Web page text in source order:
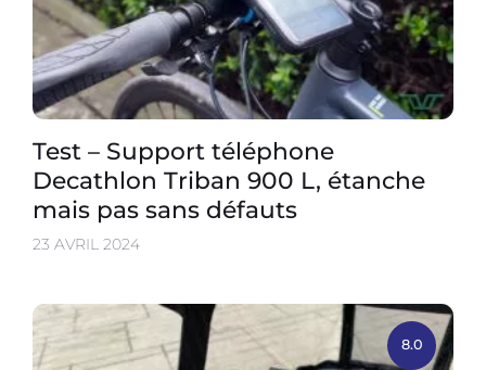
Test – Support téléphone
Decathlon Triban 900 L, étanche
mais pas sans défauts
23 AVRIL 2024
8.0